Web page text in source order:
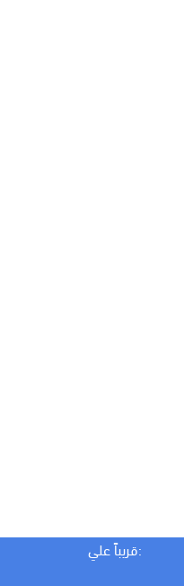
:قريباً علي